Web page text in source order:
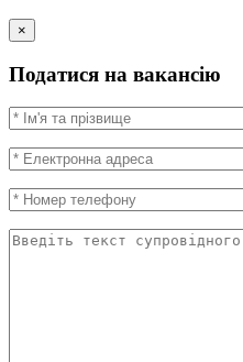
×
Податися на вакансію